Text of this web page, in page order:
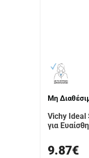
Μη
Vichy Ideal
για
9.87€